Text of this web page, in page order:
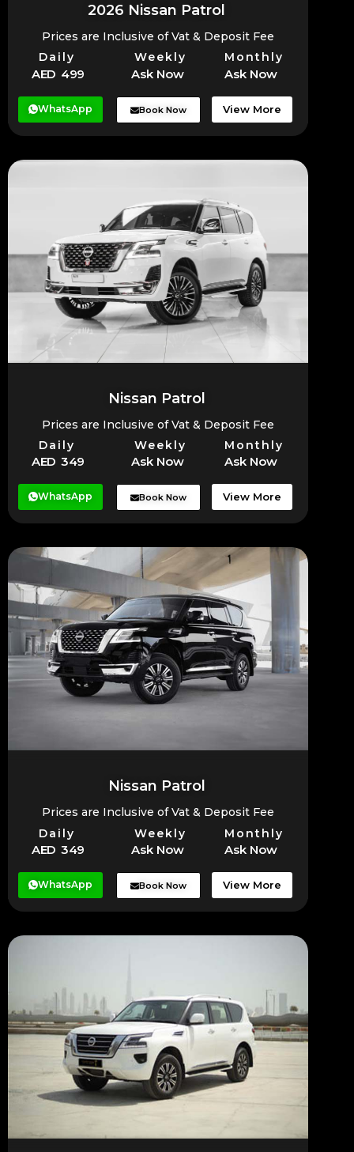
2026 Nissan Patrol
Prices are Inclusive of Vat & Deposit Fee
Daily
Weekly Monthly
AED 499 Ask Now Ask Now
WhatsApp Book Now View More
Nissan Patrol
Prices are Inclusive of Vat & Deposit Fee
Daily
Weekly Monthly
AED 349 Ask Now Ask Now
WhatsApp Book Now View More
Nissan Patrol
Prices are Inclusive of Vat & Deposit Fee
Daily
Weekly Monthly
AED 349 Ask Now Ask Now
WhatsApp Book Now View More